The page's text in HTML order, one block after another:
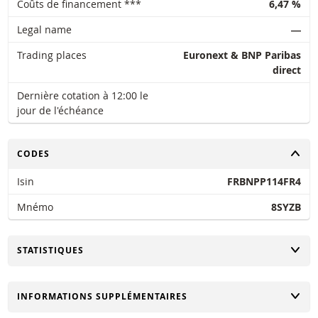
Coûts de financement ***
6,47 %
Legal name
―
Trading places
Euronext & BNP Paribas
direct
Dernière cotation à 12:00 le
jour de l'échéance
CHANGER
CODES
Isin
FRBNPP114FR4
Mnémo
8SYZB
CHANGER
STATISTIQUES
CHANGER
INFORMATIONS SUPPLÉMENTAIRES